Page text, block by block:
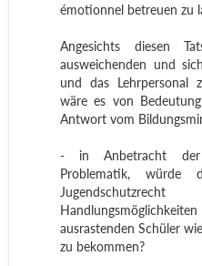
émotionnel betreuen zu
Angesichts diesen
ausweichenden und
und das Lehrpersonal
wäre es von
Antwort vom
- in Anbetracht
Problematik, würde
ausrastenden Schüler
zu bekommen?